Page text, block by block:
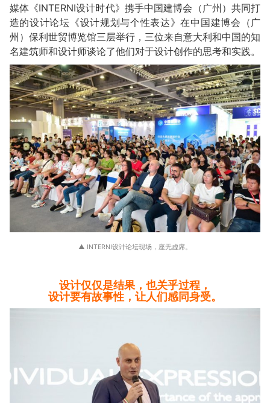
媒体《INTERNI设计时代》携手中国建博会（广州）共同打
造的设计论坛《设计规划与个性表达》在中国建博会（广
州）保利世贸博览馆三层举行，三位来自意大利和中国的知
名建筑师和设计师谈论了他们对于设计创作的思考和实践。
▲ INTERNI设计论坛现场，座无虚席。
设计仅仅是结果，也关乎过程，
设计要有故事性，让人们感同身受。